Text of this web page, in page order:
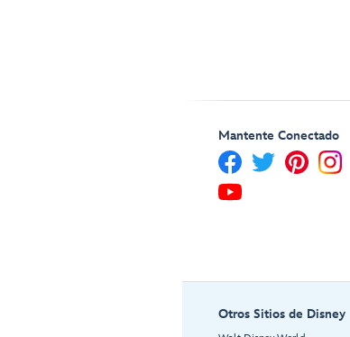
Mantente Conectado
Otros Sitios de Disney